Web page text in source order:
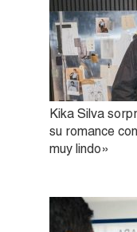
Kika Silva
su romance
muy lindo»